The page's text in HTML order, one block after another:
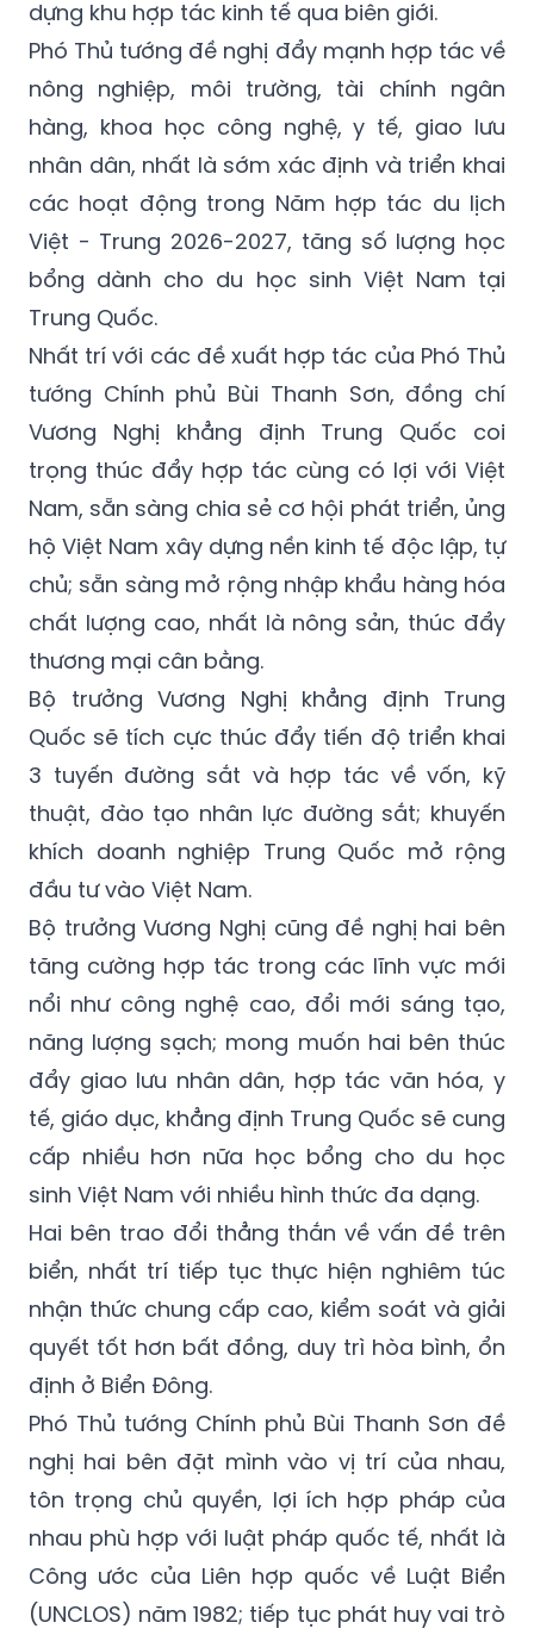
dựng khu hợp tác kinh tế qua biên giới.
Phó Thủ tướng đề nghị đẩy mạnh hợp tác về
nông nghiệp, môi trường, tài chính ngân
hàng, khoa học công nghệ, y tế, giao lưu
nhân dân, nhất là sớm xác định và triển khai
các hoạt động trong Năm hợp tác du lịch
Việt - Trung 2026-2027, tăng số lượng học
bổng dành cho du học sinh Việt Nam tại
Trung Quốc.
Nhất trí với các đề xuất hợp tác của Phó Thủ
tướng Chính phủ Bùi Thanh Sơn, đồng chí
Vương Nghị khẳng định Trung Quốc coi
trọng thúc đẩy hợp tác cùng có lợi với Việt
Nam, sẵn sàng chia sẻ cơ hội phát triển, ủng
hộ Việt Nam xây dựng nền kinh tế độc lập, tự
chủ; sẵn sàng mở rộng nhập khẩu hàng hóa
chất lượng cao, nhất là nông sản, thúc đẩy
thương mại cân bằng.
Bộ trưởng Vương Nghị khẳng định Trung
Quốc sẽ tích cực thúc đẩy tiến độ triển khai
3 tuyến đường sắt và hợp tác về vốn, kỹ
thuật, đào tạo nhân lực đường sắt; khuyến
khích doanh nghiệp Trung Quốc mở rộng
đầu tư vào Việt Nam.
Bộ trưởng Vương Nghị cũng đề nghị hai bên
tăng cường hợp tác trong các lĩnh vực mới
nổi như công nghệ cao, đổi mới sáng tạo,
năng lượng sạch; mong muốn hai bên thúc
đẩy giao lưu nhân dân, hợp tác văn hóa, y
tế, giáo dục, khẳng định Trung Quốc sẽ cung
cấp nhiều hơn nữa học bổng cho du học
sinh Việt Nam với nhiều hình thức đa dạng.
Hai bên trao đổi thẳng thắn về vấn đề trên
biển, nhất trí tiếp tục thực hiện nghiêm túc
nhận thức chung cấp cao, kiểm soát và giải
quyết tốt hơn bất đồng, duy trì hòa bình, ổn
định ở Biển Đông.
Phó Thủ tướng Chính phủ Bùi Thanh Sơn đề
nghị hai bên đặt mình vào vị trí của nhau,
tôn trọng chủ quyền, lợi ích hợp pháp của
nhau phù hợp với luật pháp quốc tế, nhất là
Công ước của Liên hợp quốc về Luật Biển
(UNCLOS) năm 1982; tiếp tục phát huy vai trò